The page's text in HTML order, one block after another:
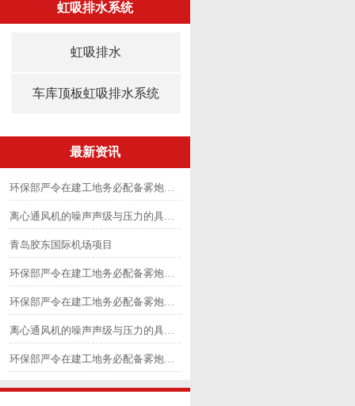
虹吸排水系统
虹吸排水
车库顶板虹吸排水系统
最新资讯
环保部严令在建工地务必配备雾炮等除尘降尘设备4
离心通风机的噪声声级与压力的具体划分6
青岛胶东国际机场项目
环保部严令在建工地务必配备雾炮等除尘降尘设备2
环保部严令在建工地务必配备雾炮等除尘降尘设备3
离心通风机的噪声声级与压力的具体划分5
环保部严令在建工地务必配备雾炮等除尘降尘设备1